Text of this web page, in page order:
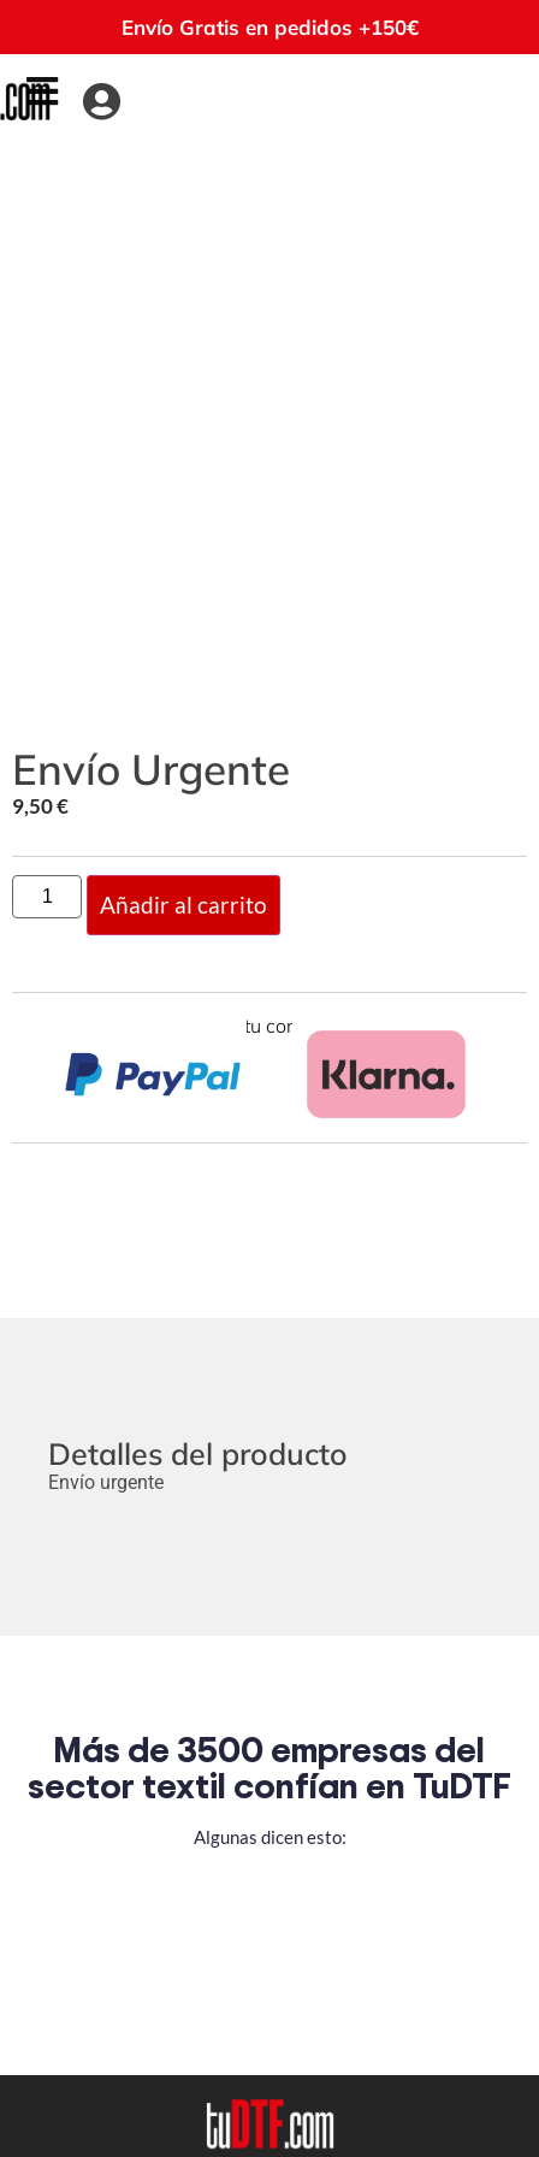
Envío Gratis en pedidos +150€
Envío Urgente
9,50€
Añadir al carrito
Financia tu compra con:
Detalles del producto
Envío urgente
Más de 3500 empresas del
sector textil confían en TuDTF
Algunas dicen esto: